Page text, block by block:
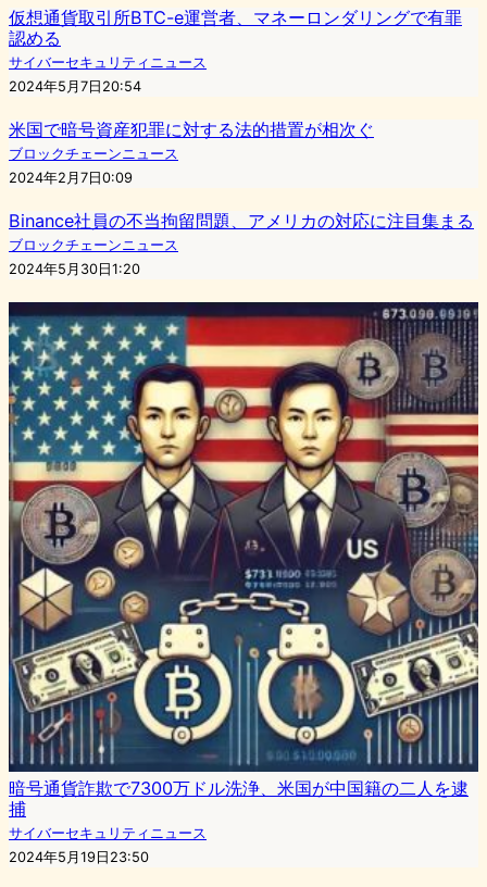
仮想通貨取引所BTC-e運営者、マネーロンダリングで有罪
認める
サイバーセキュリティニュース
2024年5月7日20:54
米国で暗号資産犯罪に対する法的措置が相次ぐ
ブロックチェーンニュース
2024年2月7日0:09
Binance社員の不当拘留問題、アメリカの対応に注目集まる
ブロックチェーンニュース
2024年5月30日1:20
暗号通貨詐欺で7300万ドル洗浄、米国が中国籍の二人を逮
捕
サイバーセキュリティニュース
2024年5月19日23:50